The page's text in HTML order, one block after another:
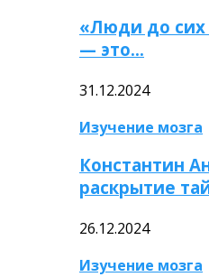
«Люди до сих
— это…
31.12.2024
Изучение мозга
Константин
раскрытие
26.12.2024
Изучение мозга